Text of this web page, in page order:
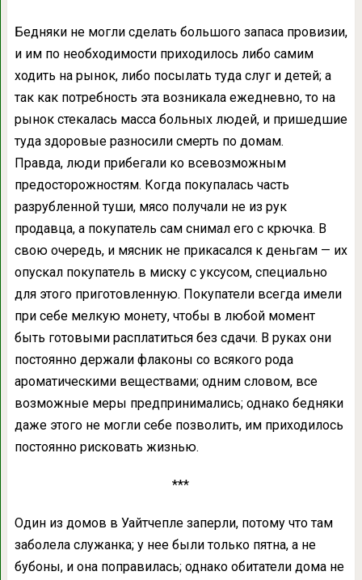
Бедняки не могли сделать большого запаса провизии,
и им по необходимости приходилось либо самим
ходить на рынок, либо посылать туда слуг и детей; а
так как потребность эта возникала ежедневно, то на
рынок стекалась масса больных людей, и пришедшие
туда здоровые разносили смерть по домам.
Правда, люди прибегали ко всевозможным
предосторожностям. Когда покупалась часть
разрубленной туши, мясо получали не из рук
продавца, а покупатель сам снимал его с крючка. В
свою очередь, и мясник не прикасался к деньгам — их
опускал покупатель в миску с уксусом, специально
для этого приготовленную. Покупатели всегда имели
при себе мелкую монету, чтобы в любой момент
быть готовыми расплатиться без сдачи. В руках они
постоянно держали флаконы со всякого рода
ароматическими веществами; одним словом, все
возможные меры предпринимались; однако бедняки
даже этого не могли себе позволить, им приходилось
постоянно рисковать жизнью.
***
Один из домов в Уайтчепле заперли, потому что там
заболела служанка; у нее были только пятна, а не
бубоны, и она поправилась; однако обитатели дома не